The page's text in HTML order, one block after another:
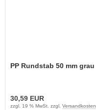
PP Rundstab 50 mm grau
30,59 EUR
zzgl. 19 % MwSt. zzgl. Versandkosten